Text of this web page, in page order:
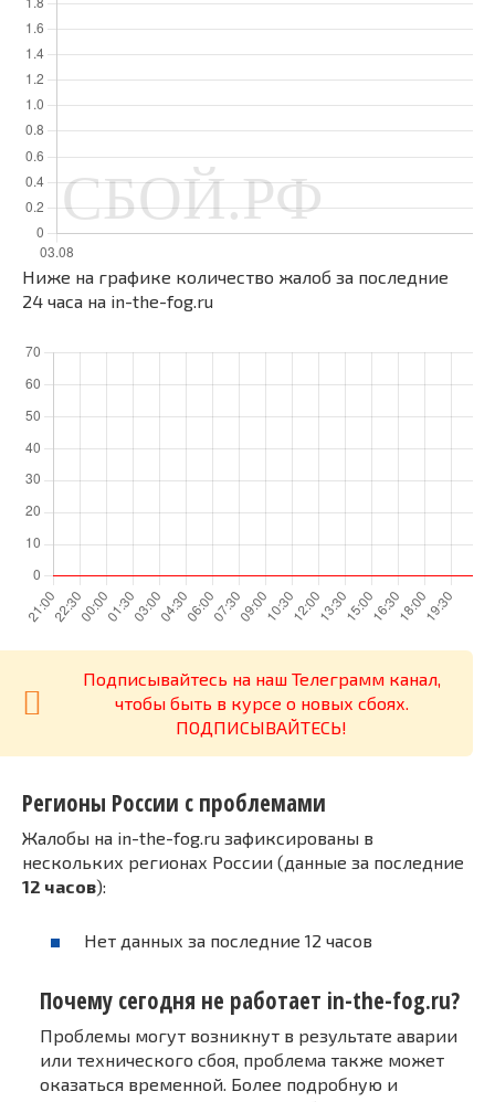
Ниже на графике количество жалоб за последние
24 часа на in-the-fog.ru
Подписывайтесь на наш Телеграмм канал,
чтобы быть в курсе о новых сбоях.
ПОДПИСЫВАЙТЕСЬ!
Регионы России с проблемами
Жалобы на in-the-fog.ru зафиксированы в
нескольких регионах России (данные за последние
12 часов):
Нет данных за последние 12 часов
Почему сегодня не работает in-the-fog.ru?
Проблемы могут возникнут в результате аварии
или технического сбоя, проблема также может
оказаться временной. Более подробную и